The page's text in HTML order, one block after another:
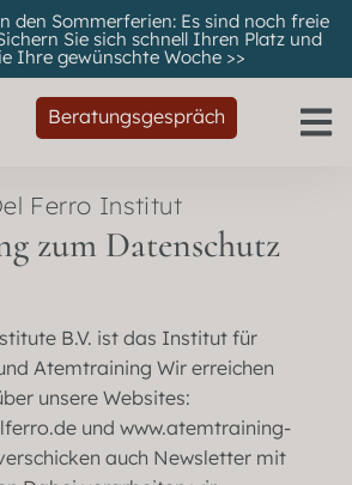
Sommerferien: Es sind noch freie
Sie sich schnell Ihren Platz und
Ihre gewünschte Woche >>
Beratungsgespräch
Ferro Institut
zum Datenschutz
B.V. ist das Institut für
Atemtraining Wir erreichen
unsere Websites:
und www.atemtraining-
auch Newsletter mit